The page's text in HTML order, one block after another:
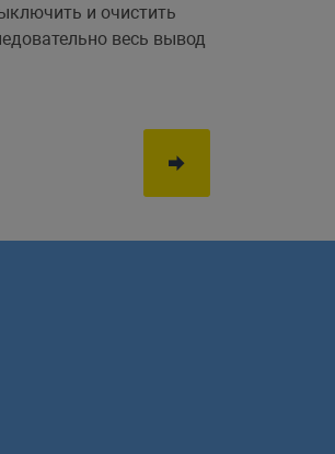
и очистить
весь вывод